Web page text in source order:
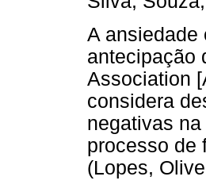
A ansiedade
antecipação
Association
considera
negativas
processo de
(Lopes,